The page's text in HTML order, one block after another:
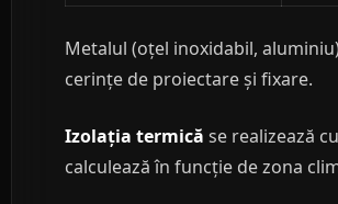
Metalul (oțel inoxidabil,
cerințe de proiectare și fixare.
Izolația termică se realizează
calculează în funcție de zona